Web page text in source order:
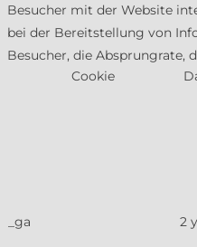
Besucher mit der Website
bei der Bereitstellung von
Besucher, die Absprungrate,
Cookie
_ga 2